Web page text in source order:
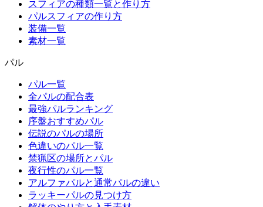
スフィアの種類一覧と作り方
パルスフィアの作り方
装備一覧
素材一覧
パル
パル一覧
全パルの配合表
最強パルランキング
序盤おすすめパル
伝説のパルの場所
色違いのパル一覧
禁猟区の場所とパル
夜行性のパル一覧
アルファパルと通常パルの違い
ラッキーパルの見つけ方